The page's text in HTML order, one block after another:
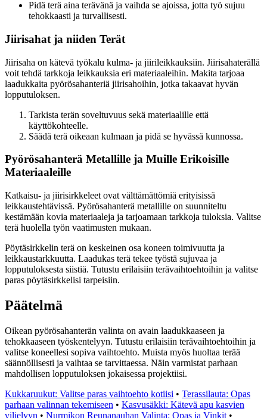
Pidä terä aina terävänä ja vaihda se ajoissa, jotta työ sujuu
tehokkaasti ja turvallisesti.
Jiirisahat ja niiden Terät
Jiirisaha on kätevä työkalu kulma- ja jiirileikkauksiin. Jiirisahaterällä
voit tehdä tarkkoja leikkauksia eri materiaaleihin. Makita tarjoaa
laadukkaita pyörösahanteriä jiirisahoihin, jotka takaavat hyvän
lopputuloksen.
Tarkista terän soveltuvuus sekä materiaalille että
käyttökohteelle.
Säädä terä oikeaan kulmaan ja pidä se hyvässä kunnossa.
Pyörösahanterä Metallille ja Muille Erikoisille
Materiaaleille
Katkaisu- ja jiirisirkkeleet ovat välttämättömiä erityisissä
leikkaustehtävissä. Pyörösahanterä metallille on suunniteltu
kestämään kovia materiaaleja ja tarjoamaan tarkkoja tuloksia. Valitse
terä huolella työn vaatimusten mukaan.
Pöytäsirkkelin terä on keskeinen osa koneen toimivuutta ja
leikkaustarkkuutta. Laadukas terä tekee työstä sujuvaa ja
lopputuloksesta siistiä. Tutustu erilaisiin terävaihtoehtoihin ja valitse
paras pöytäsirkkelisi tarpeisiin.
Päätelmä
Oikean pyörösahanterän valinta on avain laadukkaaseen ja
tehokkaaseen työskentelyyn. Tutustu erilaisiin terävaihtoehtoihin ja
valitse koneellesi sopiva vaihtoehto. Muista myös huoltaa terää
säännöllisesti ja vaihtaa se tarvittaessa. Näin varmistat parhaan
mahdollisen lopputuloksen jokaisessa projektiisi.
Kukkaruukut: Valitse paras vaihtoehto kotiisi • Terassilauta: Opas
parhaan valinnan tekemiseen • Kasvusäkki: Kätevä apu kasvien
viljelyyn • Nurmikon Reunanauhan Valinta: Opas ja Vinkit •